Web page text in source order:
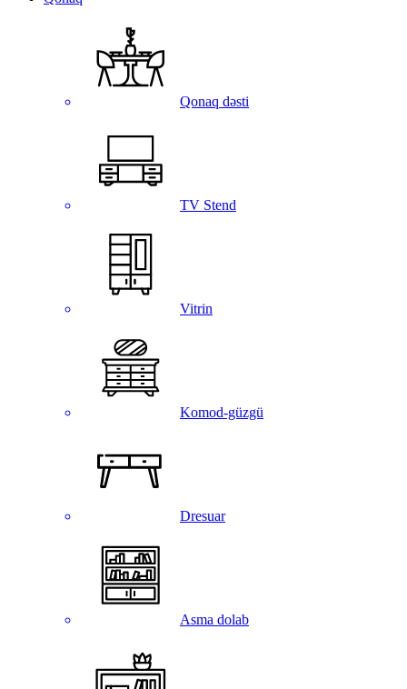
Qonaq dəsti
TV Stend
Vitrin
Komod-güzgü
Dresuar
Asma dolab